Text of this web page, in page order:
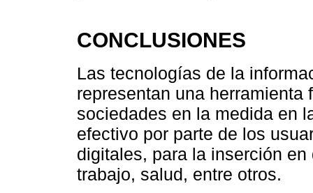
CONCLUSIONES
Las tecnologías de la
representan una
sociedades en la medida en
efectivo por parte de los
digitales, para la inserción
trabajo, salud, entre otros.